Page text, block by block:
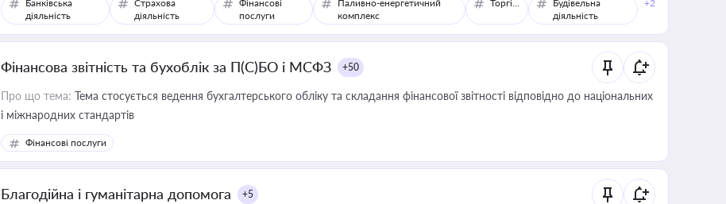
Банківська
діяльність
Страхова
діяльність
Фінансові
послуги
Паливно-енергетичний
комплекс
Торгівля
Будівельна
діяльність
+2
Фінансова звітність та бухоблік за П(С)БО і МСФЗ +50
Про що тема: Тема стосується ведення бухгалтерського обліку та складання фінансової звітності відповідно до національних
і міжнародних стандартів
Фінансові послуги
Благодійна і гуманітарна допомога +5